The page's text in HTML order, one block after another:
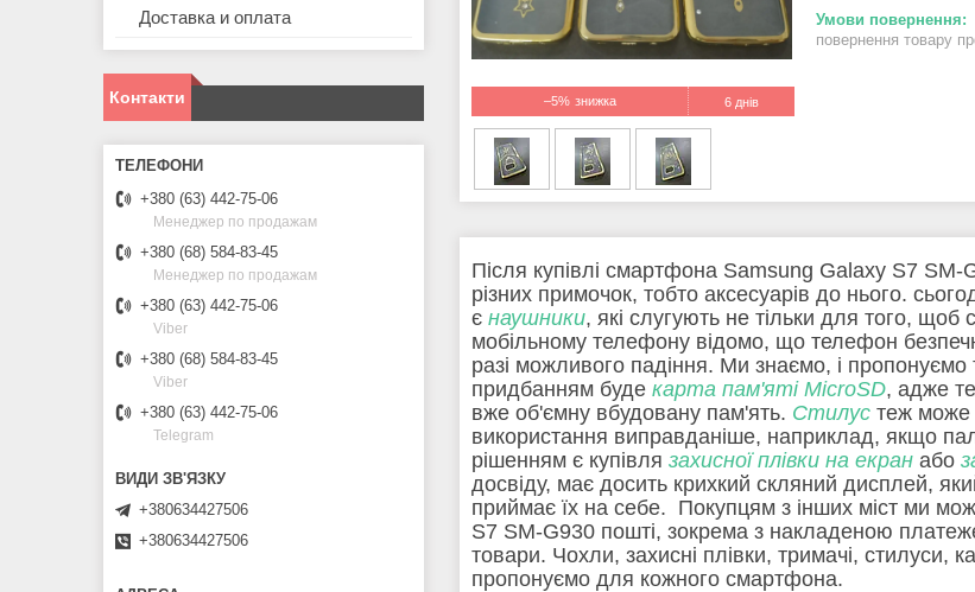
–5% 6 днів
повернення товару
Після купівлі смартфона Samsung Galaxy S7 SM-
різних примочок, тобто аксесуарів до нього.
є наушники, які слугують не тільки для того,
мобільному телефону відомо, що телефон
разі можливого падіння. Ми знаємо, і пропонуємо
придбанням буде карта пам'яті MicroSD, адже
вже об'ємну вбудовану пам'ять. Стилус теж може
використання виправданіше, наприклад, якщо
рішенням є купівля захисної плівки на екран або
досвіду, має досить крихкий скляний дисплей,
приймає їх на себе. Покупцям з інших міст ми
S7 SM-G930 пошті, зокрема з накладеною
товари. Чохли, захисні плівки, тримачі, стилуси,
пропонуємо для кожного смартфона.
Доставка и оплата
Контакти
+380 (63) 442-75-06
Менеджер по продажам
+380 (68) 584-83-45
Менеджер по продажам
+380 (63) 442-75-06
Viber
+380 (68) 584-83-45
Viber
+380 (63) 442-75-06
Telegram
+380634427506
+380634427506